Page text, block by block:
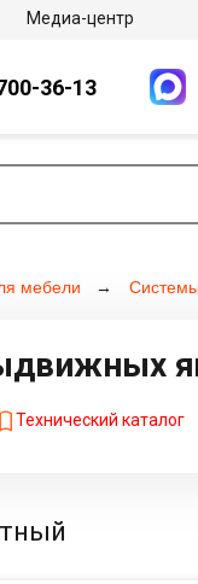
мебели
Технический каталог
Медиа-центр
36-13